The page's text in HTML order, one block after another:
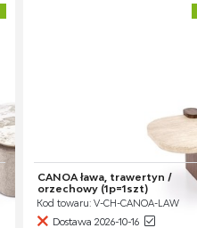
CANOA ława, trawertyn /
orzechowy (1p=1szt)
Kod towaru: V-CH-CANOA-LAW
Dostawa 2026-10-16